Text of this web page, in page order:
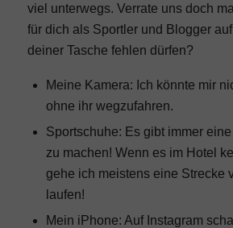
viel unterwegs. Verrate uns doch
für dich als Sportler und Blogger
deiner Tasche fehlen dürfen?
Meine Kamera: Ich könnte mir
ohne ihr wegzufahren.
Sportschuhe: Es gibt immer
zu machen! Wenn es im Hotel
gehe ich meistens eine Strecke
laufen!
Mein iPhone: Auf Instagram